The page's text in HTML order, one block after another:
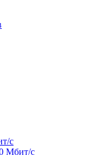
с
Мбит/с